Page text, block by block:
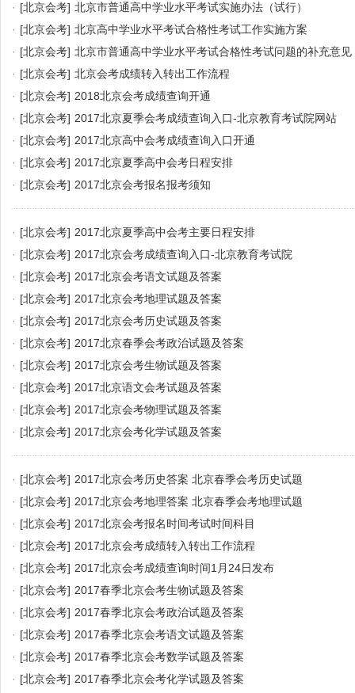
· [北京会考] 北京市普通高中学业水平考试实施办法（试行）
· [北京会考] 北京高中学业水平考试合格性考试工作实施方案
· [北京会考] 北京市普通高中学业水平考试合格性考试问题的补充意见
· [北京会考] 北京会考成绩转入转出工作流程
· [北京会考] 2018北京会考成绩查询开通
· [北京会考] 2017北京夏季会考成绩查询入口-北京教育考试院网站
· [北京会考] 2017北京高中会考成绩查询入口开通
· [北京会考] 2017北京夏季高中会考日程安排
· [北京会考] 2017北京会考报名报考须知
· [北京会考] 2017北京夏季高中会考主要日程安排
· [北京会考] 2017北京会考成绩查询入口-北京教育考试院
· [北京会考] 2017北京会考语文试题及答案
· [北京会考] 2017北京会考地理试题及答案
· [北京会考] 2017北京会考历史试题及答案
· [北京会考] 2017北京春季会考政治试题及答案
· [北京会考] 2017北京会考生物试题及答案
· [北京会考] 2017北京语文会考试题及答案
· [北京会考] 2017北京会考物理试题及答案
· [北京会考] 2017北京会考化学试题及答案
· [北京会考] 2017北京会考历史答案 北京春季会考历史试题
· [北京会考] 2017北京会考地理答案 北京春季会考地理试题
· [北京会考] 2017北京会考报名时间考试时间科目
· [北京会考] 2017北京会考成绩转入转出工作流程
· [北京会考] 2017北京会考成绩查询时间1月24日发布
· [北京会考] 2017春季北京会考生物试题及答案
· [北京会考] 2017春季北京会考政治试题及答案
· [北京会考] 2017春季北京会考语文试题及答案
· [北京会考] 2017春季北京会考数学试题及答案
· [北京会考] 2017春季北京会考化学试题及答案